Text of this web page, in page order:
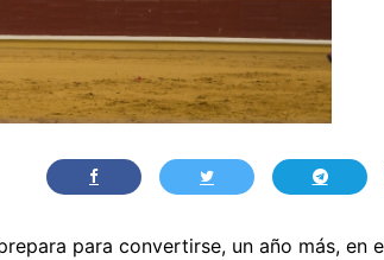
para convertirse, un año más,